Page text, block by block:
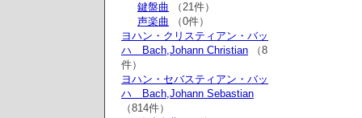
鍵盤曲 （21件）
声楽曲 （0件）
ヨハン・クリスティアン・バッ
ハ Bach,Johann Christian （8
件）
ヨハン・セバスティアン・バッ
ハ Bach,Johann Sebastian
（814件）